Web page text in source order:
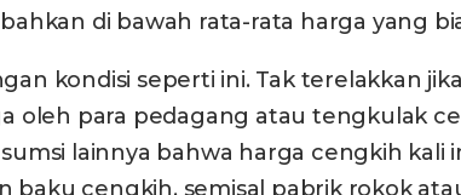
di bawah rata-rata harga yang
kondisi seperti ini. Tak terelakkan
oleh para pedagang atau tengkulak
lainnya bahwa harga cengkih kali
cengkih, semisal pabrik rokok